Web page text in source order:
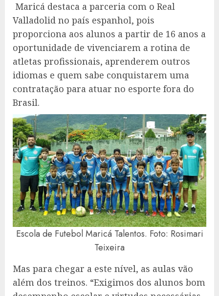
Maricá destaca a parceria com o Real
Valladolid no país espanhol, pois
proporciona aos alunos a partir de 16 anos a
oportunidade de vivenciarem a rotina de
atletas profissionais, aprenderem outros
idiomas e quem sabe conquistarem uma
contratação para atuar no esporte fora do
Brasil.
Escola de Futebol Maricá Talentos. Foto: Rosimari
Teixeira
Mas para chegar a este nível, as aulas vão
além dos treinos. “Exigimos dos alunos bom